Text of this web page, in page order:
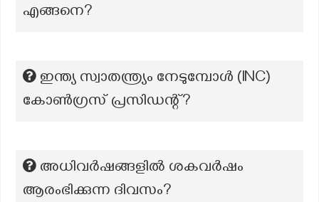
എങ്ങനെ?
ഇന്ത്യ സ്വാതന്ത്ര്യം നേടുമ്പോൾ (INC)
കോൺഗ്രസ് പ്രസിഡന്റ്?
അധിവര്‍ഷങ്ങളില്‍ ശകവര്‍ഷം
ആരംഭിക്കുന്ന ദിവസം?